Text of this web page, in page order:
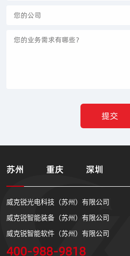
苏州 重庆 深圳
威克锐光电科技（苏州）有限公司
威克锐智能装备（苏州）有限公司
威克锐智能软件（苏州）有限公司
400-988-9818